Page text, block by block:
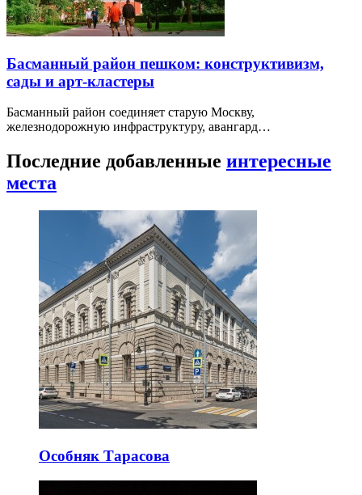
Басманный район пешком: конструктивизм,
сады и арт-кластеры
Басманный район соединяет старую Москву,
железнодорожную инфраструктуру, авангард…
Последние добавленные интересные
места
Особняк Тарасова